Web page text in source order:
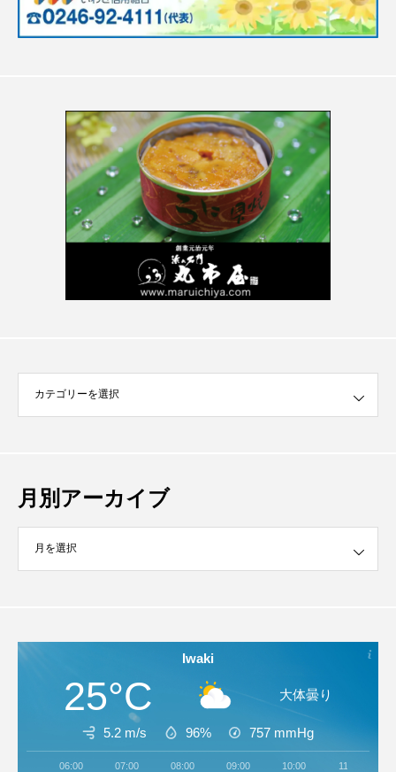
月別アーカイブ
ブ
Iwaki
25°C 大体曇り
5.2 m/s 96% 757 mmHg
06:00 07:00 08:00 09:00 10:00 11:00